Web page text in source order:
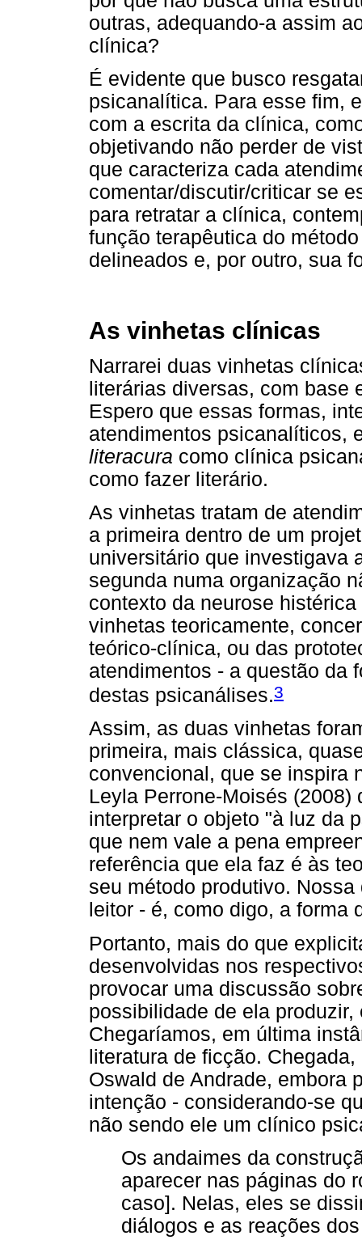
outras, adequando-a assim
clínica?
É evidente que busco
psicanalítica. Para esse fim,
com a escrita da clínica,
objetivando não perder de
que caracteriza cada
comentar/discutir/criticar se
para retratar a clínica,
função terapêutica do
delineados e, por outro, sua
As vinhetas clínicas
Narrarei duas vinhetas
literárias diversas, com base
Espero que essas formas,
atendimentos psicanalíticos,
literacura como clínica
como fazer literário.
As vinhetas tratam de
a primeira dentro de um
universitário que investigava
segunda numa organização
contexto da neurose
vinhetas teoricamente,
teórico-clínica, ou das
atendimentos - a questão da
destas psicanálises.3
Assim, as duas vinhetas
primeira, mais clássica,
convencional, que se inspira
Leyla Perrone-Moisés
interpretar o objeto "à luz da
que nem vale a pena
referência que ela faz é às
seu método produtivo.
leitor - é, como digo, a forma
Portanto, mais do que
desenvolvidas nos
provocar uma discussão
possibilidade de ela
Chegaríamos, em última
literatura de ficção.
Oswald de Andrade, embora
intenção - considerando-se
não sendo ele um clínico
Os andaimes da
aparecer nas páginas do
caso]. Nelas, eles se
diálogos e as reações